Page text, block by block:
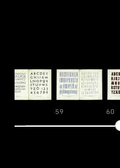
59 60